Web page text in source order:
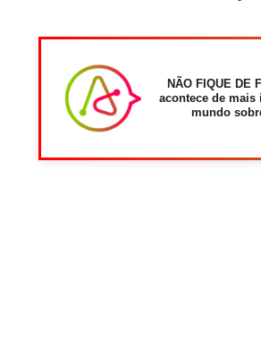
NÃO FIQUE DE
acontece de mais
mundo